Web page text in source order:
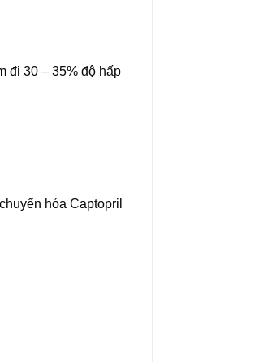
đi 30 – 35% độ hấp
hóa Captopril